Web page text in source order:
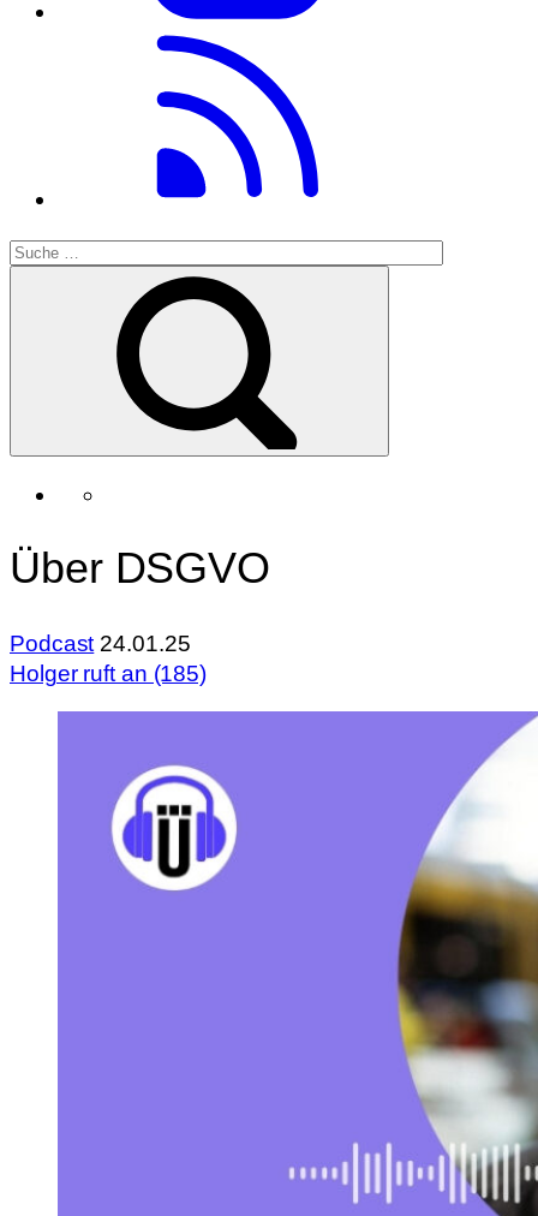
Über DSGVO
Podcast 24.01.25
Holger ruft an (185)